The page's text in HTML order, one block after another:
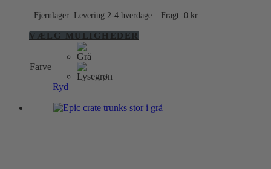
Fjernlager: Levering 2-4 hverdage – Fragt: 0 kr.
VÆLG MULIGHEDERDette
vælges
Farve
Ryd